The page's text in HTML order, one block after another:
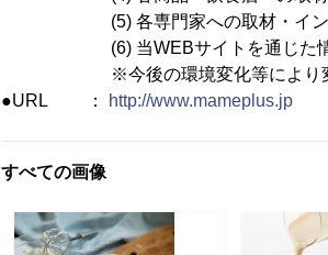
(5) 各専門家への取材・イン
(6) 当WEBサイトを通じた情
※今後の環境変化等により変更
●URL ：
http://www.mameplus.jp
すべての画像